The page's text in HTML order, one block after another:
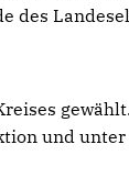
des
und